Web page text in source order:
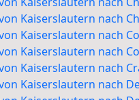
Kaiserslautern nach
Kaiserslautern nach
Kaiserslautern nach
Kaiserslautern nach
Kaiserslautern nach